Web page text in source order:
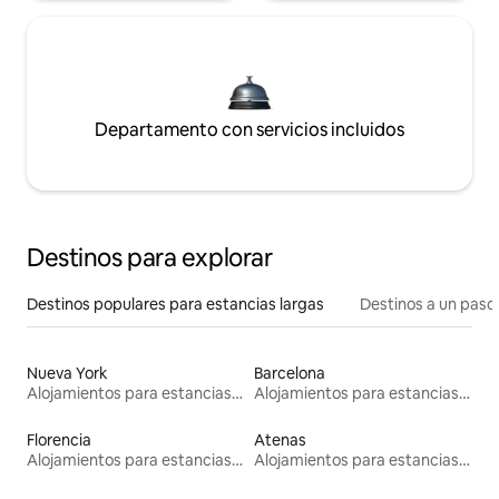
Departamento con servicios incluidos
Destinos para explorar
Destinos populares para estancias largas Destinos a un
Nueva York
Alojamientos para estancias largas
Barcelona
Alojamientos para estancias largas
Florencia
Alojamientos para estancias largas
Atenas
Alojamientos para estancias largas